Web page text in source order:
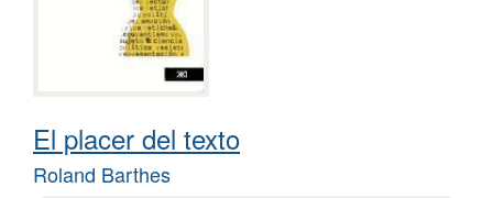
El placer del texto
Roland Barthes